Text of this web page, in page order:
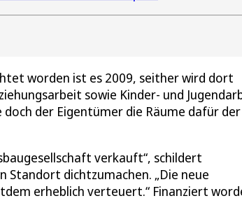
worden ist es 2009, seither wird dort
sowie Kinder- und
der Eigentümer die Räume dafür der
verkauft“, schildert
Standort dichtzumachen. „Die neue
erheblich verteuert.“ Finanziert